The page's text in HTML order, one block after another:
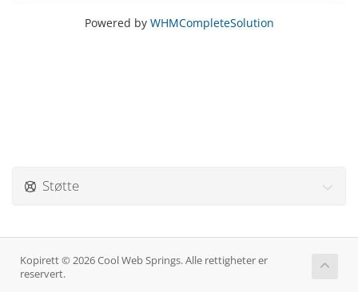
Powered by WHMCompleteSolution
Støtte
Kopirett © 2026 Cool Web Springs. Alle rettigheter er
reservert.